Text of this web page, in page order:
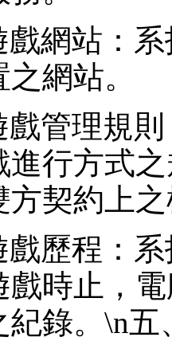
戲網站：
網站。
戲管理規
進行方式
方契約上
戲歷程：
戲時止，
紀錄。\n